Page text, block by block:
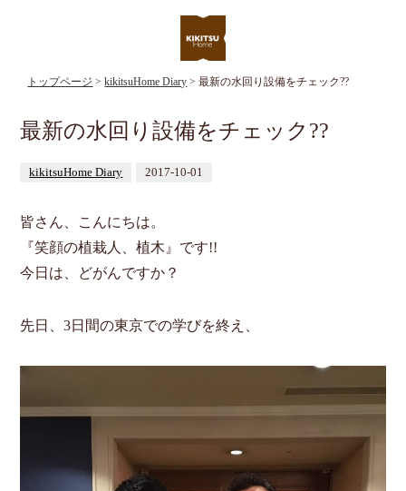
トップページ >kikitsuHome Diary > 最新の水回り設備をチェック??
最新の水回り設備をチェック??
kikitsuHome Diary 2017-10-01
皆さん、こんにちは。
『笑顔の植栽人、植木』です!!
今日は、どがんですか？
先日、3日間の東京での学びを終え、